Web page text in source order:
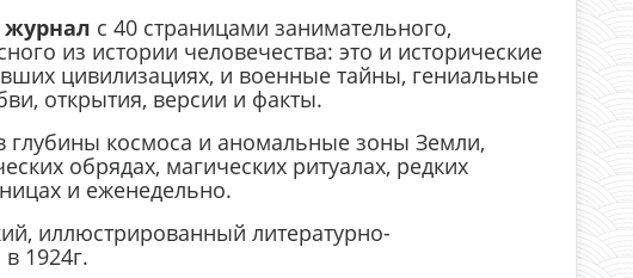
журнал с 40 страницами занимательного,
из истории человечества: это и исторические
цивилизациях, и военные тайны, гениальные
открытия, версии и факты.
глубины космоса и аномальные зоны Земли,
обрядах, магических ритуалах, редких
и еженедельно.
иллюстрированный литературно-
1924г.